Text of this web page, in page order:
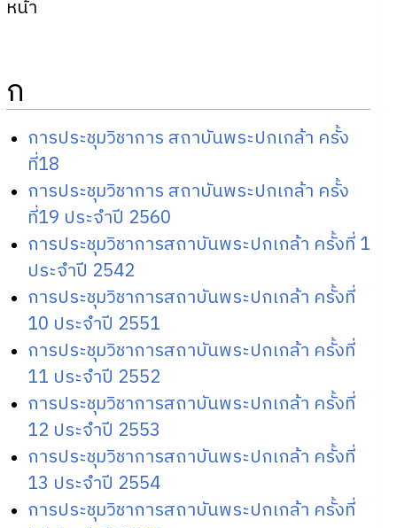
หน้า
ก
การประชุมวิชาการ สถาบันพระปกเกล้า ครั้ง
ที่18
การประชุมวิชาการ สถาบันพระปกเกล้า ครั้ง
ที่19 ประจำปี 2560
การประชุมวิชาการสถาบันพระปกเกล้า ครั้งที่ 1
ประจำปี 2542
การประชุมวิชาการสถาบันพระปกเกล้า ครั้งที่
10 ประจำปี 2551
การประชุมวิชาการสถาบันพระปกเกล้า ครั้งที่
11 ประจำปี 2552
การประชุมวิชาการสถาบันพระปกเกล้า ครั้งที่
12 ประจำปี 2553
การประชุมวิชาการสถาบันพระปกเกล้า ครั้งที่
13 ประจำปี 2554
การประชุมวิชาการสถาบันพระปกเกล้า ครั้งที่